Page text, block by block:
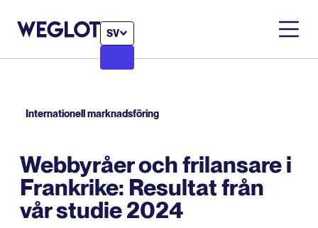
SV
Internationell marknadsföring
Webbyråer och frilansare i
Frankrike: Resultat från
vår studie 2024